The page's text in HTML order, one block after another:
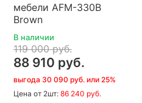
мебели AFM-330B
Brown
В наличии
119 000 руб.
88 910 руб.
выгода 30 090 руб. или 25%
Цена от 2шт: 86 240 руб.